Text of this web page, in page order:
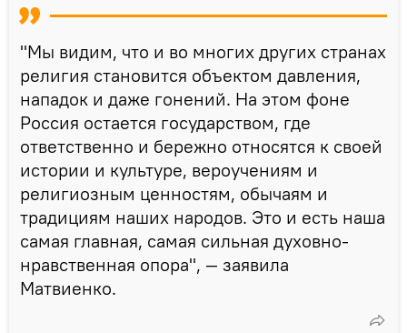
"Мы видим, что и во многих других странах
религия становится объектом давления,
нападок и даже гонений. На этом фоне
Россия остается государством, где
ответственно и бережно относятся к своей
истории и культуре, вероучениям и
религиозным ценностям, обычаям и
традициям наших народов. Это и есть наша
самая главная, самая сильная духовно-
нравственная опора", — заявила
Матвиенко.